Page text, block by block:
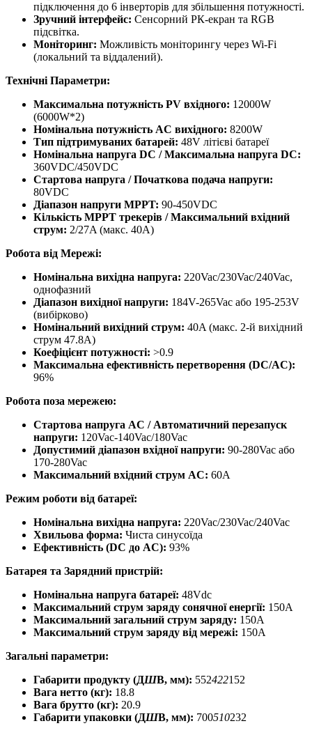
підключення до 6 інверторів для збільшення потужності.
Зручний інтерфейс: Сенсорний РК-екран та RGB
підсвітка.
Моніторинг: Можливість моніторингу через Wi-Fi
(локальний та віддалений).
Технічні Параметри:
Максимальна потужність PV вхідного: 12000W
(6000W*2)
Номінальна потужність AC вихідного: 8200W
Тип підтримуваних батарей: 48V літієві батареї
Номінальна напруга DC / Максимальна напруга DC:
360VDC/450VDC
Стартова напруга / Початкова подача напруги:
80VDC
Діапазон напруги MPPT: 90-450VDC
Кількість MPPT трекерів / Максимальний вхідний
струм: 2/27A (макс. 40A)
Робота від Мережі:
Номінальна вихідна напруга: 220Vac/230Vac/240Vac,
однофазний
Діапазон вихідної напруги: 184V-265Vac або 195-253V
(вибірково)
Номінальний вихідний струм: 40A (макс. 2-й вихідний
струм 47.8A)
Коефіцієнт потужності: >0.9
Максимальна ефективність перетворення (DC/AC):
96%
Робота поза мережею:
Стартова напруга AC / Автоматичний перезапуск
напруги: 120Vac-140Vac/180Vac
Допустимий діапазон вхідної напруги: 90-280Vac або
170-280Vac
Максимальний вхідний струм AC: 60A
Режим роботи від батареї:
Номінальна вихідна напруга: 220Vac/230Vac/240Vac
Хвильова форма: Чиста синусоїда
Ефективність (DC до AC): 93%
Батарея та Зарядний пристрій:
Номінальна напруга батареї: 48Vdc
Максимальний струм заряду сонячної енергії: 150A
Максимальний загальний струм заряду: 150A
Максимальний струм заряду від мережі: 150A
Загальні параметри:
Габарити продукту (ДШВ, мм): 552422152
Вага нетто (кг): 18.8
Вага брутто (кг): 20.9
Габарити упаковки (ДШВ, мм): 700510232